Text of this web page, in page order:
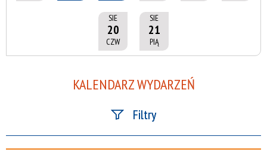
SIE
20
CZW
SIE
21
PIĄ
KALENDARZ WYDARZEŃ
Filtry
Szukana fraza